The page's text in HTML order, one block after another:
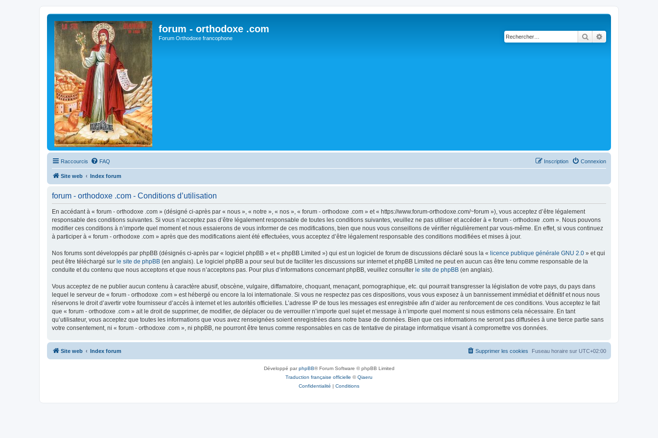
forum - orthodoxe .com
Forum Orthodoxe francophone Rechercher
Raccourcis FAQ Connexion
Inscription
Site web Index forum
forum - orthodoxe .com - Conditions d’utilisation
En accédant à « forum - orthodoxe .com » (désigné ci-après par « nous », « notre », « nos », « forum - orthodoxe .com » et « https://www.forum-orthodoxe.com/~forum »), vous acceptez d’être légalement
responsable des conditions suivantes. Si vous n’acceptez pas d’être légalement responsable de toutes les conditions suivantes, veuillez ne pas utiliser et accéder à « forum - orthodoxe .com ». Nous pouvons
modifier ces conditions à n’importe quel moment et nous essaierons de vous informer de ces modifications, bien que nous vous conseillons de vérifier régulièrement par vous-même. En effet, si vous continuez
à participer à « forum - orthodoxe .com » après que des modifications aient été effectuées, vous acceptez d’être légalement responsable des conditions modifiées et mises à jour.
Nos forums sont développés par phpBB (désignés ci-après par « logiciel phpBB » et « phpBB Limited ») qui est un logiciel de forum de discussions déclaré sous la « licence publique générale GNU 2.0 » et qui
peut être téléchargé sur le site de phpBB (en anglais). Le logiciel phpBB a pour seul but de faciliter les discussions sur internet et phpBB Limited ne peut en aucun cas être tenu comme responsable de la
conduite et du contenu que nous acceptons et que nous n’acceptons pas. Pour plus d’informations concernant phpBB, veuillez consulter le site de phpBB (en anglais).
Vous acceptez de ne publier aucun contenu à caractère abusif, obscène, vulgaire, diffamatoire, choquant, menaçant, pornographique, etc. qui pourrait transgresser la législation de votre pays, du pays dans
lequel le serveur de « forum - orthodoxe .com » est hébergé ou encore la loi internationale. Si vous ne respectez pas ces dispositions, vous vous exposez à un bannissement immédiat et définitif et nous nous
réservons le droit d’avertir votre fournisseur d’accès à internet et les autorités officielles. L’adresse IP de tous les messages est enregistrée afin d’aider au renforcement de ces conditions. Vous acceptez le fait
que « forum - orthodoxe .com » ait le droit de supprimer, de modifier, de déplacer ou de verrouiller n’importe quel sujet et message à n’importe quel moment si nous estimons cela nécessaire. En tant
qu’utilisateur, vous acceptez que toutes les informations que vous avez renseignées soient enregistrées dans notre base de données. Bien que ces informations ne seront pas diffusées à une tierce partie sans
votre consentement, ni « forum - orthodoxe .com », ni phpBB, ne pourront être tenus comme responsables en cas de tentative de piratage informatique visant à compromettre vos données.
Site web Index forum Fuseau horaire sur UTC+02:00
Supprimer les cookies
Développé parphpBB® Forum Software © phpBB Limited
Traduction française officielle ©Qiaeru
Confidentialité | Conditions